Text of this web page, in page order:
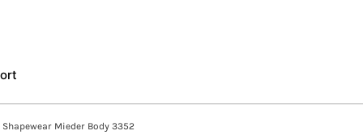
Mieder Body 3352